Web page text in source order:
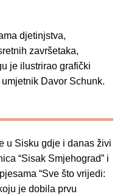
djetinjstva,
završetaka,
je ilustrirao grafički
Davor Schunk.
u Sisku gdje i danas živi
“Sisak Smjehograd” i
“Sve što vrijedi:
je dobila prvu